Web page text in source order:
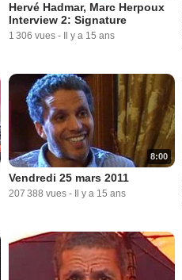
Hervé Hadmar, Marc Herpoux
Interview 2: Signature
1 306 vues - Il y a 15 ans
8:00
Vendredi 25 mars 2011
207 388 vues - Il y a 15 ans